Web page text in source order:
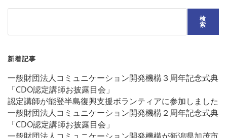
検
検
索
新着記事
一般財団法人コミュニケーション開発機構３周年記念式典
「CDO認定講師お披露目会」
認定講師が能登半島復興支援ボランティアに参加しました
一般財団法人コミュニケーション開発機構２周年記念式典
「CDO認定講師お披露目会」